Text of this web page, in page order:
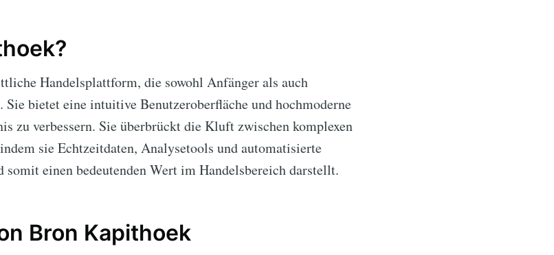
Handelsplattform, die sowohl Anfänger als auch
bietet eine intuitive Benutzeroberfläche und hochmoderne
zu verbessern. Sie überbrückt die Kluft zwischen komplexen
sie Echtzeitdaten, Analysetools und automatisierte
einen bedeutenden Wert im Handelsbereich darstellt.
Bron Kapithoek